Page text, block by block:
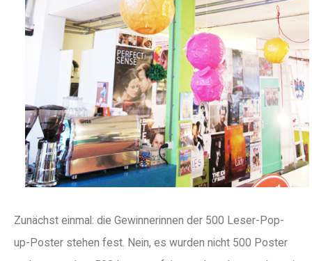
Zunächst einmal: die Gewinnerinnen der 500 Leser-Pop-
up-Poster stehen fest. Nein, es wurden nicht 500 Poster